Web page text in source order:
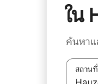
ใน
ค้นหาแ
สถานที่
ใช้ลูก